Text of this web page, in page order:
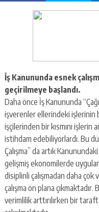
İş Kanununda esnek
geçirilmeye başlandı.
Daha önce İş Kanununda
işverenler ellerindeki işlerinin
işçilerinden bir kısmını işlerin
istihdam edebiliyorlardı. Bu
Çalışma” da artık
gelişmiş ekonomilerde
disiplinli çalışmadan daha
çalışma ön plana
verimlilik arttırılırken bir